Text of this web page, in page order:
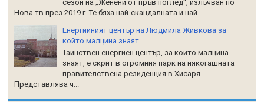
сезон на „Женени от пръв поглед“, излъчван по
Нова тв през 2019 г. Те бяха най-скандалната и най...
Енергийният център на Людмила Живкова за
който малцина знаят
Тайнствен енергиен център, за който малцина
знаят, е скрит в огромния парк на някогашната
правителствена резиденция в Хисаря.
Представлява ч...